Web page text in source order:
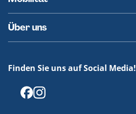
Fundsachen
Häufige Fragen
Barrierefreies Reisen
Erklärung Barrierefreiheit
Über uns
Offenlegungen
Finden Sie uns auf Social Media!